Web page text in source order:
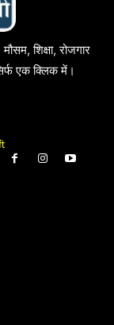
शिक्षा, रोजगार
एक क्लिक में।